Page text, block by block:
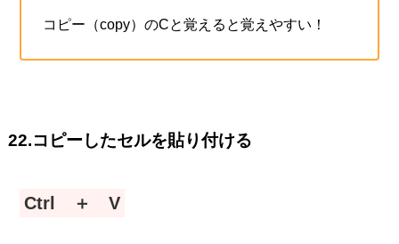
コピー（copy）のCと覚えると覚えやすい！
22.コピーしたセルを貼り付ける
Ctrl ＋ V